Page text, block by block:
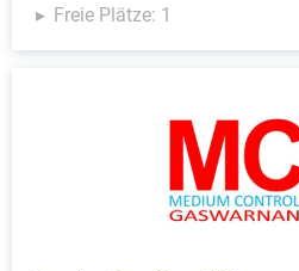
Freie Plätze: 1